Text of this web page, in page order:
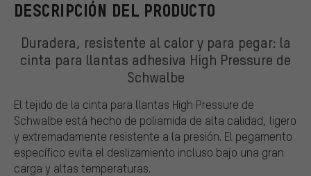
DESCRIPCIÓN DEL PRODUCTO
Duradera, resistente al calor y para pegar: la
cinta para llantas adhesiva High Pressure de
Schwalbe
El tejido de la cinta para llantas High Pressure de
Schwalbe está hecho de poliamida de alta calidad, ligero
y extremadamente resistente a la presión. El pegamento
específico evita el deslizamiento incluso bajo una gran
carga y altas temperaturas.